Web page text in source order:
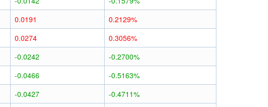
0.0191
0.2129%
0.0274
0.3056%
-0.0242
-0.2700%
-0.0466
-0.5163%
-0.0427
-0.4711%